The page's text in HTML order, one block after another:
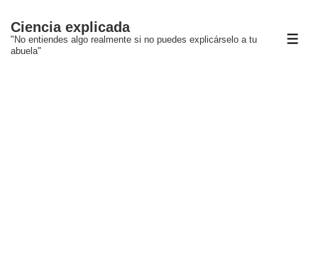
Saltar
Ciencia explicada
"No entiendes algo realmente si no puedes explicárselo a tu
abuela"